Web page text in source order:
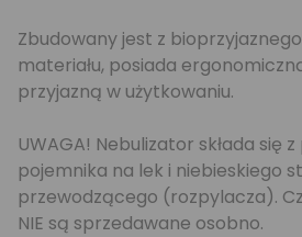
Zbudowany jest z
materiału, posiada
przyjazną w użytkowaniu.
UWAGA! Nebulizator składa się
pojemnika na lek i niebieskiego
przewodzącego (rozpylacza).
NIE są sprzedawane osobno.